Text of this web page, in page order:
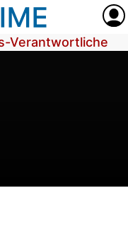
Verantwortliche